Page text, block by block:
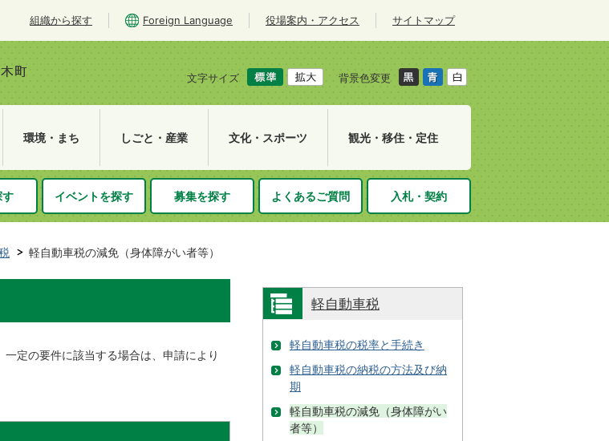
組織から探す Foreign Language 役場案内・アクセス サイトマップ
文字サイズ 背景色変更
環境・まち しごと・産業 文化・スポーツ 観光・移住・定住
す イベントを探す 募集を探す よくあるご質問 入札・契約
軽自動車税の減免（身体障がい者等）
定の要件に該当する場合は、申請により
軽自動車税
軽自動車税の税率と手続き
軽自動車税の納税の方法及び納
期
軽自動車税の減免（身体障がい
者等）